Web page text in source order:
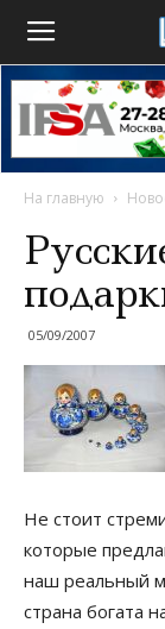
На главную
05/09/2007
Не стоит
которые
наш реальный
страна богата